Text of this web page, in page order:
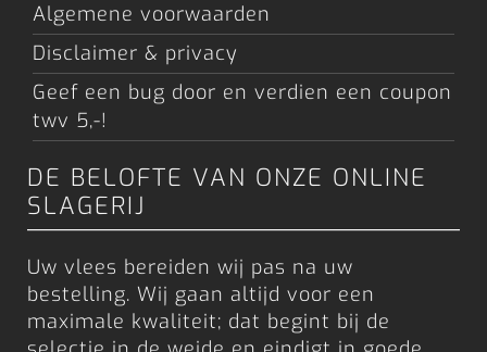
Algemene voorwaarden
Disclaimer & privacy
Geef een bug door en verdien een coupon
twv 5,-!
DE BELOFTE VAN ONZE ONLINE
SLAGERIJ
Uw vlees bereiden wij pas na uw
bestelling. Wij gaan altijd voor een
maximale kwaliteit; dat begint bij de